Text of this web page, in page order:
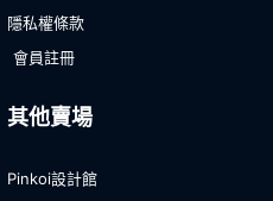
隱私權條款
會員註冊
其他賣場
Pinkoi設計館